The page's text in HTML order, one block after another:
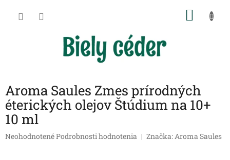
Aroma Saules Zmes prírodných
éterických olejov Štúdium na 10+
10 ml
Priemerné
NeohodnotenéPodrobnosti hodnotenia Značka:Aroma Saules